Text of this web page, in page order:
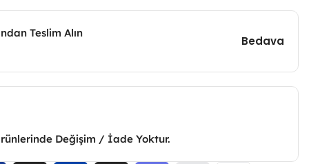
Teslim Alın
Bedava
Değişim / İade Yoktur.